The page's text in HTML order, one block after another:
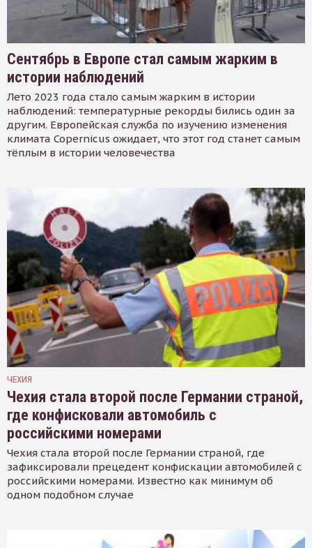
Сентябрь в Европе стал самым жарким в
истории наблюдений
Лето 2023 года стало самым жарким в истории
наблюдений: температурные рекорды бились один за
другим. Европейская служба по изучению изменения
климата Copernicus ожидает, что этот год станет самым
тёплым в истории человечества
ЧЕХИЯ
Чехия стала второй после Германии страной,
где конфисковали автомобиль с
российскими номерами
Чехия стала второй после Германии страной, где
зафиксировали прецедент конфискации автомобилей с
российскими номерами. Известно как минимум об
одном подобном случае